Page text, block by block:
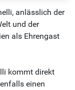
anlässlich der
und der
als Ehrengast
kommt direkt
einen